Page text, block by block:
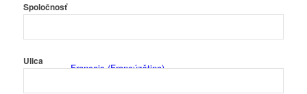
Français(Francúzština)
Spoločnosť
Ulica